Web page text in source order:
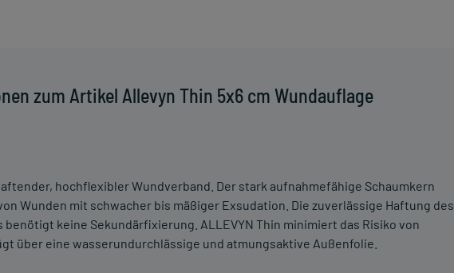
zum Artikel Allevyn Thin 5x6 cm Wundauflage
hochflexibler Wundverband. Der stark aufnahmefähige Schaumkern
Wunden mit schwacher bis mäßiger Exsudation. Die zuverlässige Haftung des
benötigt keine Sekundärfixierung. ALLEVYN Thin minimiert das Risiko von
über eine wasserundurchlässige und atmungsaktive Außenfolie.